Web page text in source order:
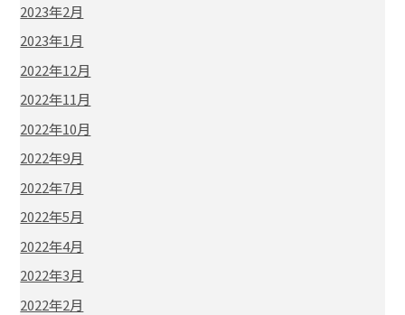
2023年2月
2023年1月
2022年12月
2022年11月
2022年10月
2022年9月
2022年7月
2022年5月
2022年4月
2022年3月
2022年2月